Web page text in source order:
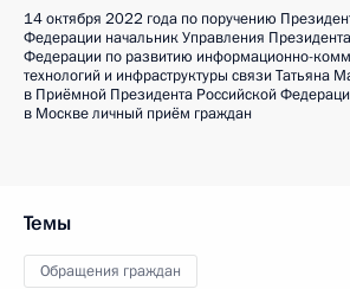
14 октября 2022 года по поручению
Федерации начальник Управления
Федерации по развитию информационно-
технологий и инфраструктуры связи Татьяна
в Приёмной Президента Российской
в Москве личный приём граждан
Темы
Обращения граждан